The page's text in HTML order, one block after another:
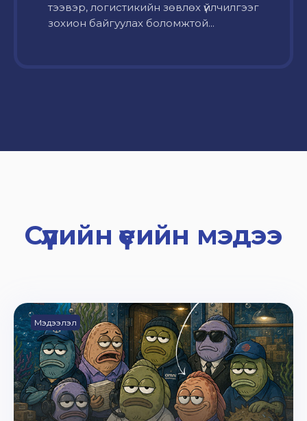
тээвэр, логистикийн зөвлөх үйлчилгээг
зохион байгуулах боломжтой...
Сүүлийн үеийн мэдээ
Мэдээлэл